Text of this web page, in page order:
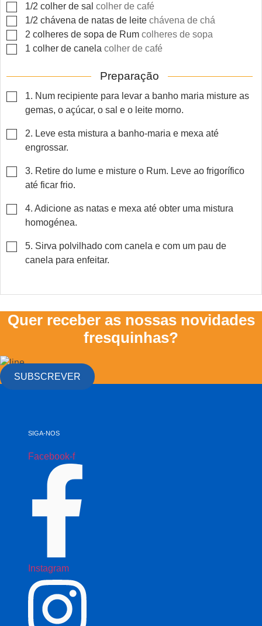
▢
1/2 colher de sal colher de café
▢
1/2 chávena de natas de leite chávena de chá
▢
2 colheres de sopa de Rum colheres de sopa
▢
1 colher de canela colher de café
Preparação
▢
1. Num recipiente para levar a banho maria misture as
gemas, o açúcar, o sal e o leite morno.
▢
2. Leve esta mistura a banho-maria e mexa até
engrossar.
▢
3. Retire do lume e misture o Rum. Leve ao frigorífico
até ficar frio.
▢
4. Adicione as natas e mexa até obter uma mistura
homogénea.
▢
5. Sirva polvilhado com canela e com um pau de
canela para enfeitar.
Quer receber as nossas novidades
fresquinhas?
SUBSCREVER
SIGA-NOS
Facebook-f
Instagram